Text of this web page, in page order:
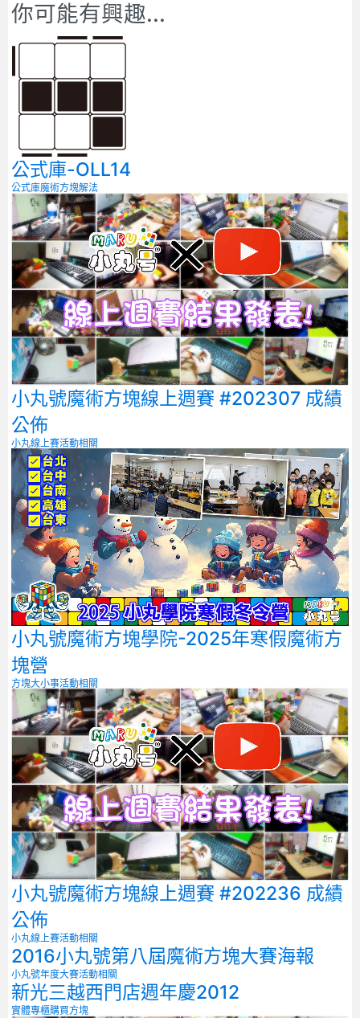
你可能有興趣...
公式庫-OLL14
公式庫魔術方塊解法
小丸號魔術方塊線上週賽 #202307 成績
公佈
小丸線上賽活動相關
小丸號魔術方塊學院-2025年寒假魔術方
塊營
方塊大小事活動相關
小丸號魔術方塊線上週賽 #202236 成績
公佈
小丸線上賽活動相關
2016小丸號第八屆魔術方塊大賽海報
小丸號年度大賽活動相關
新光三越西門店週年慶2012
實體專櫃購買方塊